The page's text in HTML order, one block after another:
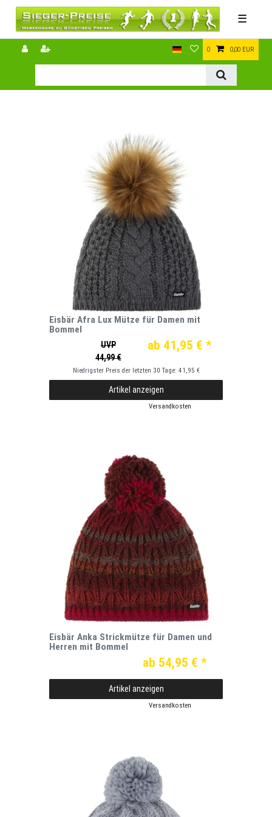
☰
0 0,00 EUR
Eisbär Afra Lux Mütze für Damen mit
Bommel
UVP
44,99 €
ab 41,95 € *
Niedrigster Preis der letzten 30 Tage: 41,95 €
Artikel anzeigen
Versandkosten
Eisbär Anka Strickmütze für Damen und
Herren mit Bommel
ab 54,95 € *
Artikel anzeigen
Versandkosten